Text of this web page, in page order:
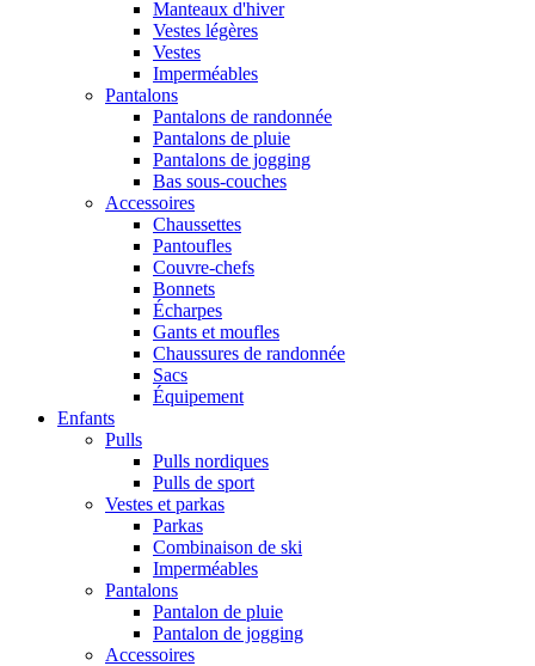
Manteaux d'hiver
Vestes légères
Vestes
Imperméables
Pantalons
Pantalons de randonnée
Pantalons de pluie
Pantalons de jogging
Bas sous-couches
Accessoires
Chaussettes
Pantoufles
Couvre-chefs
Bonnets
Écharpes
Gants et moufles
Chaussures de randonnée
Sacs
Équipement
Enfants
Pulls
Pulls nordiques
Pulls de sport
Vestes et parkas
Parkas
Combinaison de ski
Imperméables
Pantalons
Pantalon de pluie
Pantalon de jogging
Accessoires